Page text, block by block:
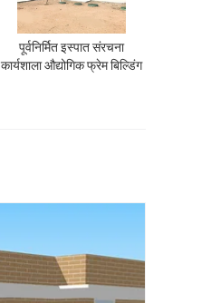
पूर्वनिर्मित इस्पात संरचना
कार्यशाला औद्योगिक फ्रेम बिल्डिंग